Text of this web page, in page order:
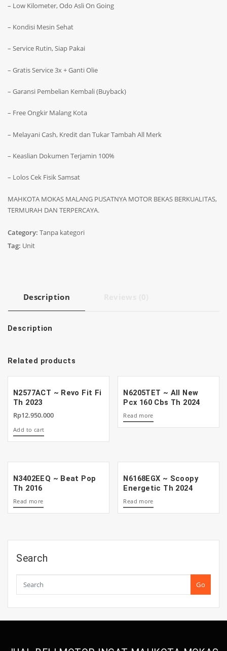
– Low Kilometer, Odo Asli On Going
– Kondisi Mesin Sehat
– Service Rutin, Siap Pakai
– Gratis Service 3x + Ganti Olie
– Garansi Pembelian Kembali (Buyback)
– Free Ongkir Malang Kota
– Melayani Cash, Kredit dan Tukar Tambah All Merk
– Keaslian Dokumen Terjamin 100%
– Lolos Cek Fisik Samsat
МАНКОТА MOKAS MALANG PUSATNYA MOTOR BEKAS BERKUALITAS,
TERMURAH DAN TERPERCAYA.
Category: Tanpa kategori
Tag: Unit
Description
Description
Related products
N2577ACT ~ Revo Fit Fi
Th 2023
Rp12.950.000
Add to cart
N6205TET ~ All New
Pcx 160 Cbs Th 2024
Read more
N3402EEQ ~ Beat Pop
Th 2016
Read more
N6168EGX ~ Scoopy
Energetic Th 2024
Read more
Search
Go